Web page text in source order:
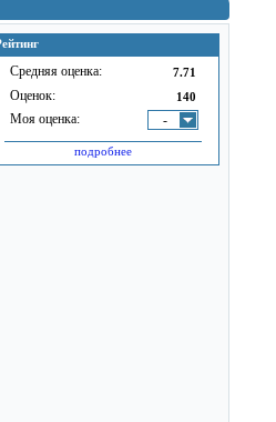
Средняя оценка: 7.71
Оценок: 140
Моя оценка: -
подробнее